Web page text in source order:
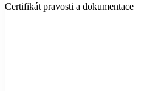
Certifikát pravosti a dokumentace